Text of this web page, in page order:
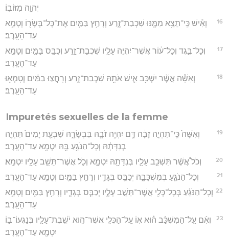
יְהוָ֖ה מִזּוֹבֽוֹ׃
16
וְאִ֕ישׁ כִּֽי־תֵצֵ֥א מִמֶּ֖נּוּ שִׁכְבַת־זָ֑רַע וְרָחַ֥ץ בַּמַּ֛יִם אֶת־כָּל־בְּשָׂר֖וֹ וְטָמֵ֥א
עַד־הָעָֽרֶב׃
17
וְכָל־בֶּ֣גֶד וְכָל־ע֔וֹר אֲשֶׁר־יִהְיֶ֥ה עָלָ֖יו שִׁכְבַת־זָ֑רַע וְכֻבַּ֥ס בַּמַּ֖יִם וְטָמֵ֥א
עַד־הָעָֽרֶב׃
18
וְאִשָּׁ֕ה אֲשֶׁ֨ר יִשְׁכַּ֥ב אִ֛ישׁ אֹתָ֖הּ שִׁכְבַת־זָ֑רַע וְרָחֲצ֣וּ בַמַּ֔יִם וְטָמְא֖וּ
עַד־הָעָֽרֶב׃
Impuretés sexuelles de la femme
19
וְאִשָּׁה֙ כִּֽי־תִהְיֶ֣ה זָבָ֔ה דָּ֛ם יִהְיֶ֥ה זֹבָ֖הּ בִּבְשָׂרָ֑הּ שִׁבְעַ֤ת יָמִים֙ תִּהְיֶ֣ה
בְנִדָּתָ֔הּ וְכָל־הַנֹּגֵ֥עַ בָּ֖הּ יִטְמָ֥א עַד־הָעָֽרֶב׃
20 וְכֹל֩ אֲשֶׁ֨ר תִּשְׁכַּ֥ב עָלָ֛יו בְּנִדָּתָ֖הּ יִטְמָ֑א וְכֹ֛ל אֲשֶׁר־תֵּשֵׁ֥ב עָלָ֖יו יִטְמָֽא׃
21 וְכָל־הַנֹּגֵ֖עַ בְּמִשְׁכָּבָ֑הּ יְכַבֵּ֧ס בְּגָדָ֛יו וְרָחַ֥ץ בַּמַּ֖יִם וְטָמֵ֥א עַד־הָעָֽרֶב׃
22 וְכָל־הַנֹּגֵ֔עַ בְּכָל־כְּלִ֖י אֲשֶׁר־תֵּשֵׁ֣ב עָלָ֑יו יְכַבֵּ֧ס בְּגָדָ֛יו וְרָחַ֥ץ בַּמַּ֖יִם וְטָמֵ֥א
עַד־הָעָֽרֶב׃
23
וְאִ֨ם עַֽל־הַמִּשְׁכָּ֜ב ה֗וּא א֧וֹ עַֽל־הַכְּלִ֛י אֲשֶׁר־הִ֥וא יֹשֶֽׁבֶת־עָלָ֖יו בְּנָגְעוֹ־ב֑וֹ
יִטְמָ֖א עַד־הָעָֽרֶב׃